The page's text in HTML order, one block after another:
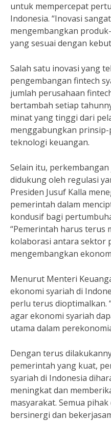
untuk mempercepat
Indonesia. “Inovasi
mengembangkan
yang sesuai dengan
Salah satu inovasi yang
pengembangan fintech
jumlah perusahaan
bertambah setiap
minat yang tinggi dari
menggabungkan
teknologi keuangan.
Selain itu,
didukung oleh regulasi
Presiden Jusuf Kalla
pemerintah dalam
kondusif bagi
“Pemerintah harus terus
kolaborasi antara sektor
mengembangkan
Menurut Menteri
ekonomi syariah di
perlu terus dioptimalkan.
agar ekonomi syariah
utama dalam
Dengan terus
pemerintah yang kuat,
syariah di Indonesia
meningkat dan
masyarakat. Semua
bersinergi dan